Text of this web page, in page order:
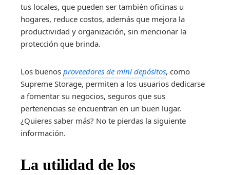
tus locales, que pueden ser también oficinas u
hogares, reduce costos, además que mejora la
productividad y organización, sin mencionar la
protección que brinda.
Los buenos proveedores de mini depósitos, como
Supreme Storage, permiten a los usuarios dedicarse
a fomentar su negocios, seguros que sus
pertenencias se encuentran en un buen lugar.
¿Quieres saber más? No te pierdas la siguiente
información.
La utilidad de los